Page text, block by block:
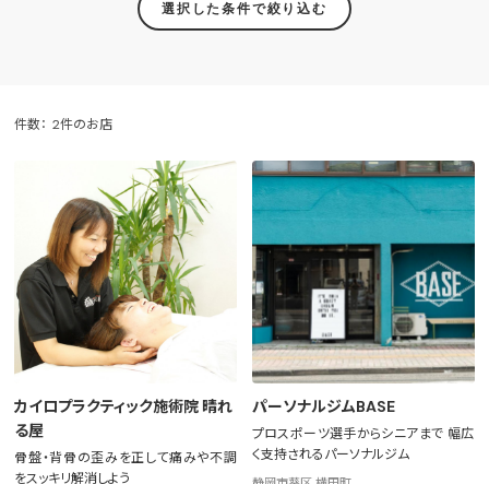
選択した条件で絞り込む
件数： 2件のお店
カイロプラクティック施術院 晴れ
る屋
骨盤・背骨の歪みを正して痛みや不調
をスッキリ解消しよう
パーソナルジムBASE
プロスポーツ選手からシニアまで 幅広
く支持されるパーソナルジム